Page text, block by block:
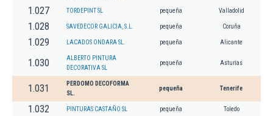
1.027 TORDEPINT SL pequeña Valladolid
1.028 SAVEDECOR GALICIA, S.L. pequeña Coruña
1.029 LACADOS ONDARA SL. pequeña Alicante
1.030
ALBERTO PINTURA
DECORATIVA SL
pequeña Asturias
1.031
PERDOMO DECOFORMA
SL.
pequeña Tenerife
1.032 PINTURAS CASTAÑO SL pequeña Toledo